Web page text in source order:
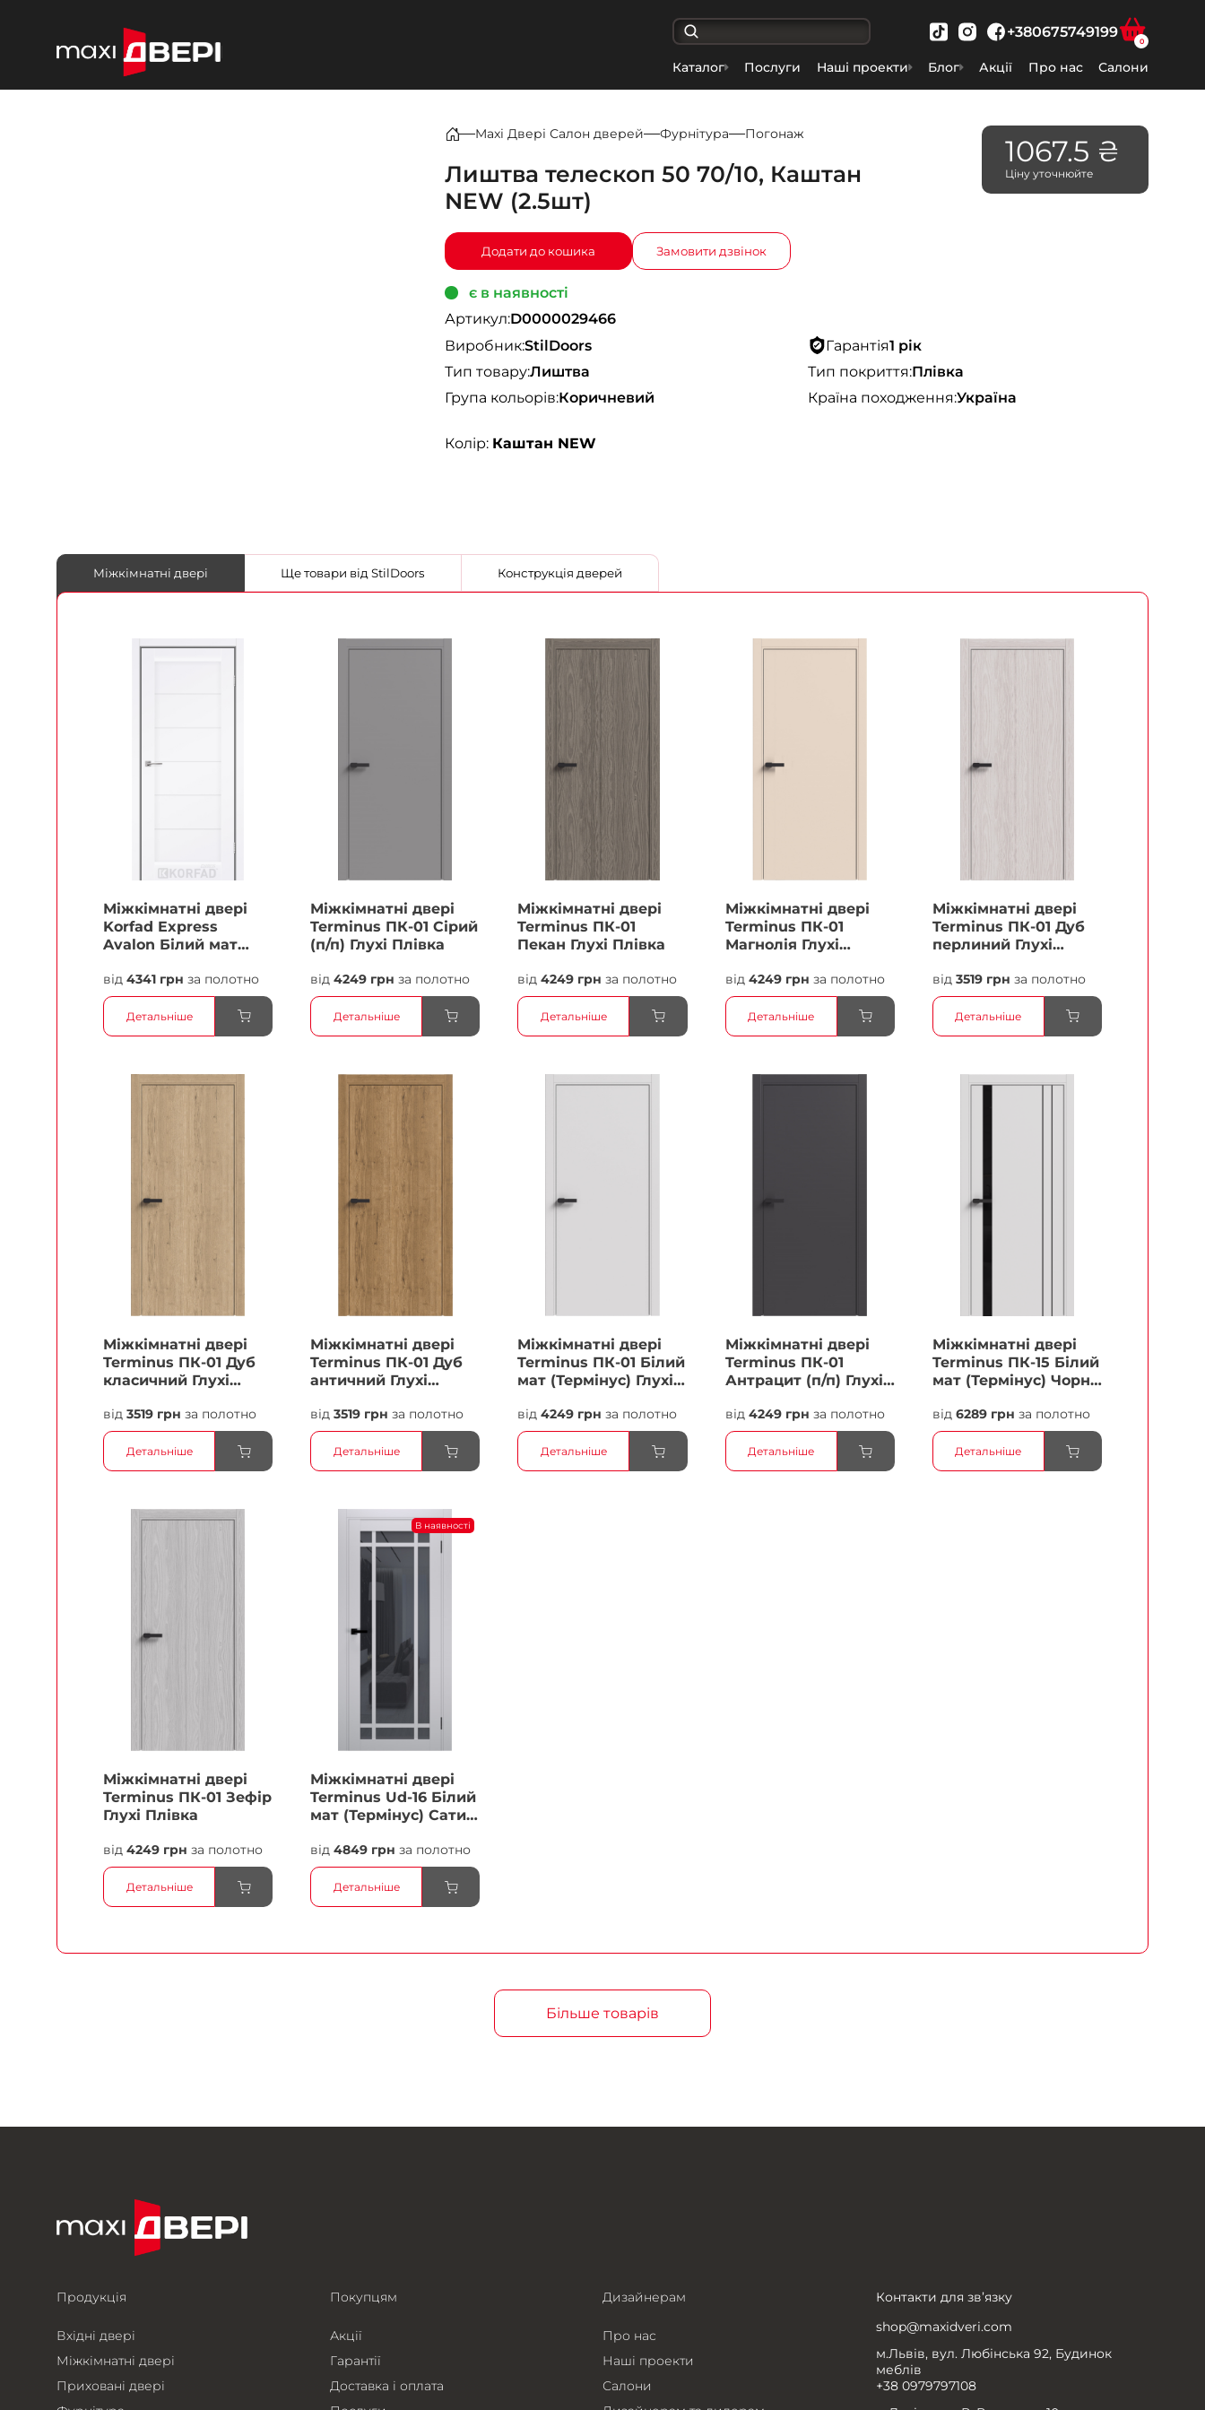
+380675749199
0
Каталог Послуги Наші проекти Блог Акції Про нас Салони
Maxi Двері Салон дверей Фурнітура Погонаж
Лиштва телескоп 50 70/10, Каштан
NEW (2.5шт)
Додати до кошика Замовити дзвінок
є в наявності
Артикул:D0000029466
Виробник:StilDoors Гарантія1 рік
Тип товару:Лиштва Тип покриття:Плівка
Група кольорів:Коричневий Країна походження:Україна
Колір: Каштан NEW
1067.5 ₴
Ціну уточнюйте
Міжкімнатні двері Ще товари від StilDoors Конструкція дверей
Міжкімнатні двері
Korfad Express
Avalon Білий мат
Плівка
від 4341 грн за полотно
Детальніше
Міжкімнатні двері
Terminus ПК-01 Сірий
(п/п) Глухі Плівка
від4249 грн за полотно
Детальніше
Міжкімнатні двері
Terminus ПК-01
Пекан Глухі Плівка
від4249 грн за полотно
Детальніше
Міжкімнатні двері
Terminus ПК-01
Магнолія Глухі
від 4249 грн за полотно
Детальніше
Міжкімнатні двері
Terminus ПК-01 Дуб
перлиний Глухі
від 3519 грн за полотно
Детальніше
Міжкімнатні двері
Terminus ПК-01 Дуб
класичний Глухі
від 3519 грн за полотно
Детальніше
Міжкімнатні двері
Terminus ПК-01 Дуб
античний Глухі
від3519 грн за полотно
Детальніше
Міжкімнатні двері
Terminus ПК-01 Білий
мат (Термінус) Глухі
від4249 грн за полотно
Детальніше
Міжкімнатні двері
Terminus ПК-01
Антрацит (п/п) Глухі
від 4249 грн за полотно
Детальніше
Міжкімнатні двері
Terminus ПК-15 Білий
мат (Термінус) Чорне
від 6289 грн за полотно
Детальніше
Міжкімнатні двері
Terminus ПК-01 Зефір
Глухі Плівка
від 4249 грн за полотно
Детальніше
В наявності
Міжкімнатні двері
Terminus Ud-16 Білий
мат (Термінус) Сатин
від4849 грн за полотно
Детальніше
Більше товарів
Продукція
Вхідні двері
Міжкімнатні двері
Приховані двері
Покупцям
Акції
Гарантії
Доставка і оплата
Дизайнерам
Про нас
Наші проекти
Салони
Контакти для зв’язку
shop@maxidveri.com
м.Львів, вул. Любінська 92, Будинок
меблів
+38 0979797108